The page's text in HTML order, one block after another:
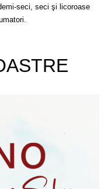
seci, seci şi licoroase